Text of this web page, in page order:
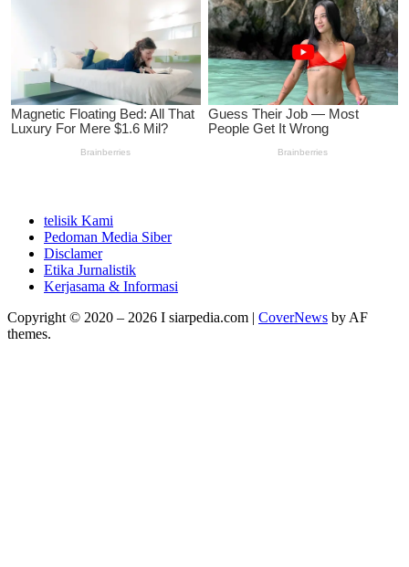
telisik Kami
Pedoman Media Siber
Disclamer
Etika Jurnalistik
Kerjasama & Informasi
Copyright © 2020 – 2026 I siarpedia.com | CoverNews by AF
themes.